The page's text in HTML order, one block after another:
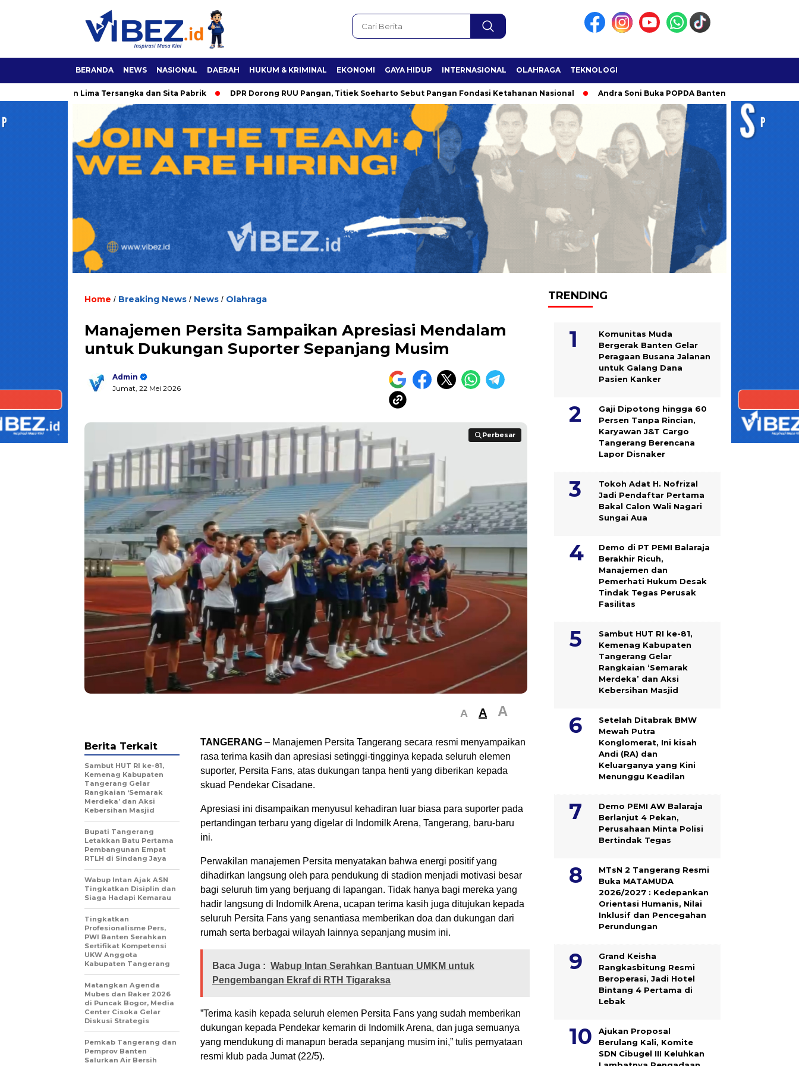
BERANDA NEWS NASIONAL DAERAH HUKUM & KRIMINAL EKONOMI GAYA HIDUP INTERNASIONAL OLAHRAGA TEKNOLOGI
Tetapkan Lima Tersangka dan Sita Pabrik DPR Dorong RUU Pangan, Titiek Soeharto Sebut Pangan Fondasi Ketahanan Nasional Andra Soni Buka POPDA Banten 2026 di Cilegon, Jadi
Home / Breaking News / News / Olahraga
Manajemen Persita Sampaikan Apresiasi Mendalam
untuk Dukungan Suporter Sepanjang Musim
Admin
Jumat, 22 Mei 2026
Perbesar
Perbesar
A A A
TANGERANG – Manajemen Persita Tangerang secara resmi menyampaikan
rasa terima kasih dan apresiasi setinggi-tingginya kepada seluruh elemen
suporter, Persita Fans, atas dukungan tanpa henti yang diberikan kepada
skuad Pendekar Cisadane.
​Apresiasi ini disampaikan menyusul kehadiran luar biasa para suporter pada
pertandingan terbaru yang digelar di Indomilk Arena, Tangerang, baru-baru
ini.
​Perwakilan manajemen Persita menyatakan bahwa energi positif yang
dihadirkan langsung oleh para pendukung di stadion menjadi motivasi besar
bagi seluruh tim yang berjuang di lapangan. Tidak hanya bagi mereka yang
hadir langsung di Indomilk Arena, ucapan terima kasih juga ditujukan kepada
seluruh Persita Fans yang senantiasa memberikan doa dan dukungan dari
rumah serta berbagai wilayah lainnya sepanjang musim ini.
Baca Juga : Wabup Intan Serahkan Bantuan UMKM untuk
Pengembangan Ekraf di RTH Tigaraksa
​”Terima kasih kepada seluruh elemen Persita Fans yang sudah memberikan
dukungan kepada Pendekar kemarin di Indomilk Arena, dan juga semuanya
yang mendukung di manapun berada sepanjang musim ini,” tulis pernyataan
resmi klub pada Jumat (22/5).
Berita Terkait
Sambut HUT RI ke-81,
Kemenag Kabupaten
Tangerang Gelar
Rangkaian ‘Semarak
Merdeka’ dan Aksi
Kebersihan Masjid
Bupati Tangerang
Letakkan Batu Pertama
Pembangunan Empat
RTLH di Sindang Jaya
Wabup Intan Ajak ASN
Tingkatkan Disiplin dan
Siaga Hadapi Kemarau
Tingkatkan
Profesionalisme Pers,
PWI Banten Serahkan
Sertifikat Kompetensi
UKW Anggota
Kabupaten Tangerang
Matangkan Agenda
Mubes dan Raker 2026
di Puncak Bogor, Media
Center Cisoka Gelar
Diskusi Strategis
Pemkab Tangerang dan
Pemprov Banten
Salurkan Air Bersih
TRENDING
Komunitas Muda
Bergerak Banten Gelar
Peragaan Busana Jalanan
untuk Galang Dana
Pasien Kanker
Gaji Dipotong hingga 60
Persen Tanpa Rincian,
Karyawan J&T Cargo
Tangerang Berencana
Lapor Disnaker
Tokoh Adat H. Nofrizal
Jadi Pendaftar Pertama
Bakal Calon Wali Nagari
Sungai Aua
Demo di PT PEMI Balaraja
Berakhir Ricuh,
Manajemen dan
Pemerhati Hukum Desak
Tindak Tegas Perusak
Fasilitas
Sambut HUT RI ke-81,
Kemenag Kabupaten
Tangerang Gelar
Rangkaian ‘Semarak
Merdeka’ dan Aksi
Kebersihan Masjid
Setelah Ditabrak BMW
Mewah Putra
Konglomerat, Ini kisah
Andi (RA) dan
Keluarganya yang Kini
Menunggu Keadilan
Demo PEMI AW Balaraja
Berlanjut 4 Pekan,
Perusahaan Minta Polisi
Bertindak Tegas
MTsN 2 Tangerang Resmi
Buka MATAMUDA
2026/2027 : Kedepankan
Orientasi Humanis, Nilai
Inklusif dan Pencegahan
Perundungan
Grand Keisha
Rangkasbitung Resmi
Beroperasi, Jadi Hotel
Bintang 4 Pertama di
Lebak
Ajukan Proposal
Berulang Kali, Komite
SDN Cibugel III Keluhkan